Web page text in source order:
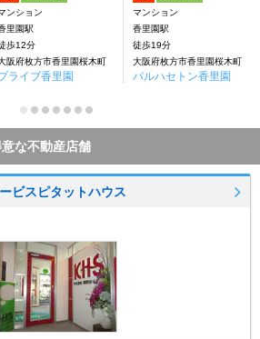
ンション
里園駅
歩12分
阪府枚方市香里園桜木町
ライブ香里園
マンション
香里園駅
徒歩19分
大阪府枚方市香里園桜木町
パルハセトン香里園
な不動産店舗
ビスピタットハウス